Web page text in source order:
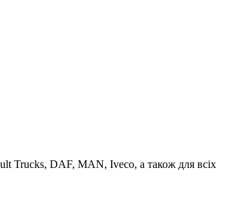
Trucks, DAF, MAN, Iveco, а також для всіх